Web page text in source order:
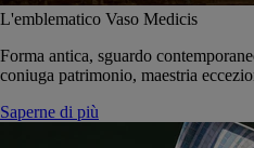
L'emblematico Vaso Medicis
Forma antica, sguardo
coniuga patrimonio, maestria
Saperne di più